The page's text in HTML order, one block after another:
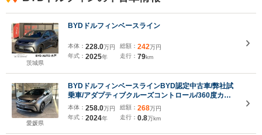
茨城県
BYDドルフィンベースライン
本体： 228.0万円
年式： 2025年
総額： 242万円
走行： 79km
愛媛県
BYDドルフィンベースラインBYD認定中古車/弊社試
乗車/アダプティブクルーズコントロール/360度カメ
ラ/衝突軽減ブレーキ/AppleCarPlay/AndroidAuto/シ
ートヒーター/ETC
本体： 258.0万円
年式： 2024年
総額： 268万円
走行： 0.8万km